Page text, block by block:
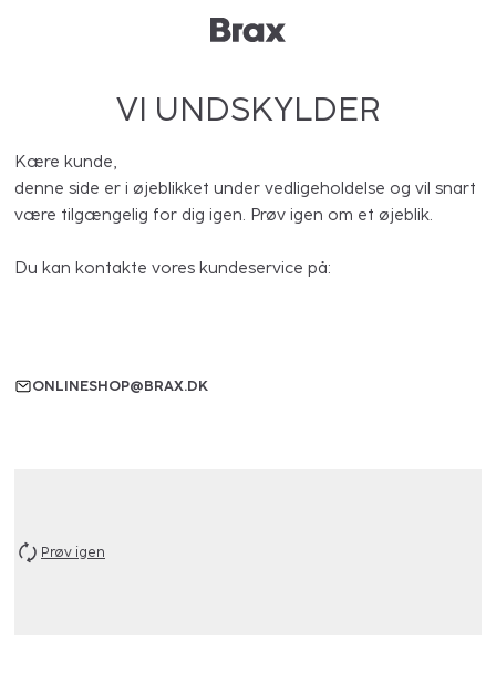
VI UNDSKYLDER
Kære kunde,
denne side er i øjeblikket under vedligeholdelse og vil snart
være tilgængelig for dig igen. Prøv igen om et øjeblik.
Du kan kontakte vores kundeservice på:
ONLINESHOP@BRAX.DK
Prøv igen